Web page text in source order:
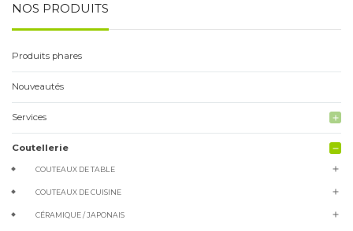
NOS PRODUITS
Produits phares
Nouveautés
Services add
Coutellerie remove
COUTEAUX DE TABLE add
COUTEAUX DE CUISINE add
CÉRAMIQUE / JAPONAIS add